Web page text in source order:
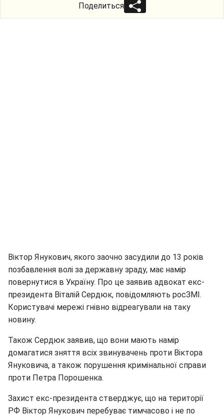
Поделиться
Віктор Янукович, якого заочно засудили до 13 років
позбавлення волі за державну зраду, має намір
повернутися в Україну. Про це заявив адвокат екс-
президента Віталій Сердюк, повідомляють росЗМІ.
Користувачі мережі гнівно відреагували на таку
новину.
Також Сердюк заявив, що вони мають намір
домагатися зняття всіх звинувачень проти Віктора
Януковича, а також порушення кримінальної справи
проти Петра Порошенка.
Захист екс-президента стверджує, що на території
РФ Віктор Янукович перебуває тимчасово і не по